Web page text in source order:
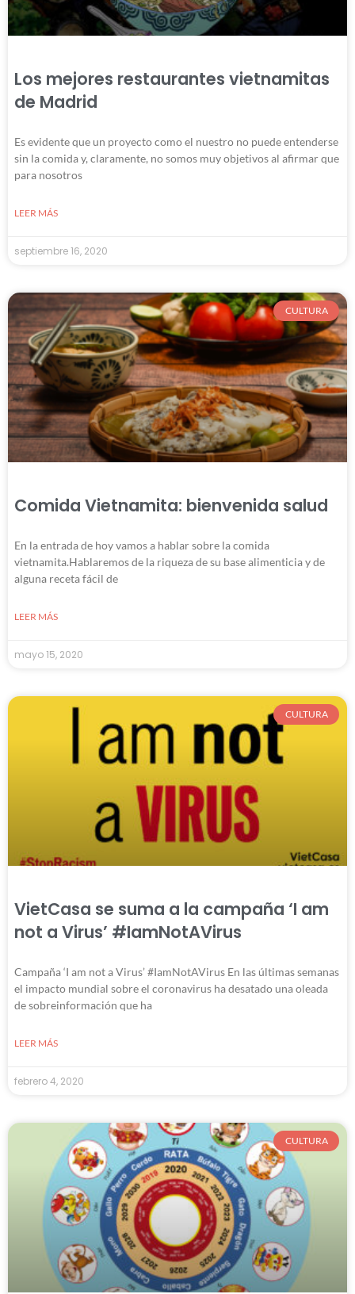
Los mejores restaurantes vietnamitas
de Madrid
Es evidente que un proyecto como el nuestro no puede entenderse
sin la comida y, claramente, no somos muy objetivos al afirmar que
para nosotros
LEER MÁS
septiembre 16, 2020
CULTURA
Comida Vietnamita: bienvenida salud
En la entrada de hoy vamos a hablar sobre la comida
vietnamita.Hablaremos de la riqueza de su base alimenticia y de
alguna receta fácil de
LEER MÁS
mayo 15, 2020
CULTURA
VietCasa se suma a la campaña ‘I am
not a Virus’ #IamNotAVirus
Campaña ‘I am not a Virus’ #IamNotAVirus En las últimas semanas
el impacto mundial sobre el coronavirus ha desatado una oleada
de sobreinformación que ha
LEER MÁS
febrero 4, 2020
CULTURA